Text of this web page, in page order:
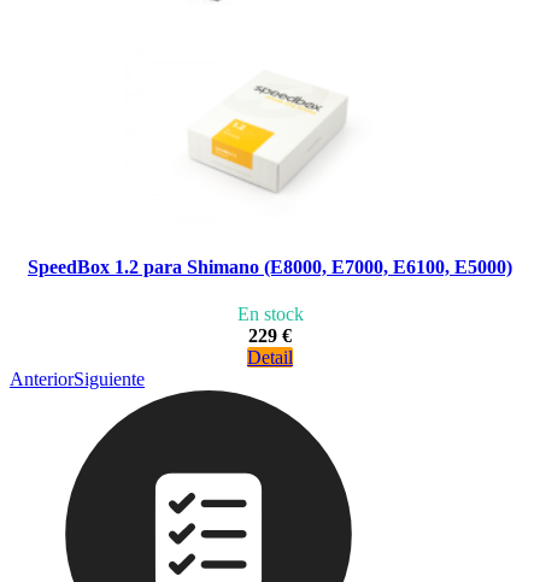
SpeedBox 1.2 para Shimano (E8000, E7000, E6100, E5000)
En stock
229 €
Detail
AnteriorSiguiente